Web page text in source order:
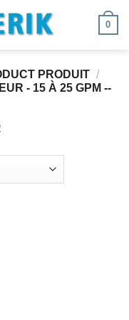
0
PRODUIT /
- 15 À 25 GPM --